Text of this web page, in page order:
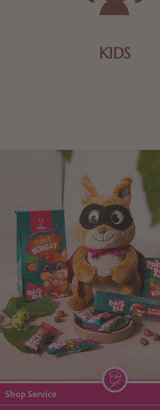
KIDS
Shop Service